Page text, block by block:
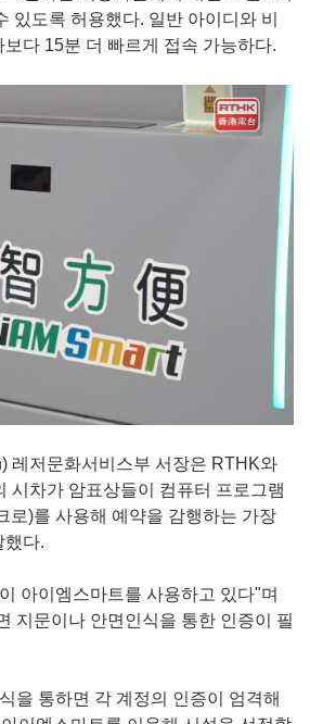
있도록 허용했다. 일반 아이디와 비
다 15분 더 빠르게 접속 가능하다.
레저문화서비스부 서장은 RTHK와
시차가 암표상들이 컴퓨터 프로그램
로)를 사용해 예약을 감행하는 가장
했다.
아이엠스마트를 사용하고 있다"며
지문이나 안면인식을 통한 인증이 필
을 통하면 각 계정의 인증이 엄격해